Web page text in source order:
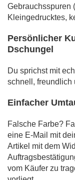
Gebrauchsspuren
Kleingedrucktes,
Persönlicher
Dschungel
Du sprichst mit
schnell, freundlich
Einfacher
Falsche Farbe?
eine E-Mail mit
Artikel mit dem
vom Käufer zu